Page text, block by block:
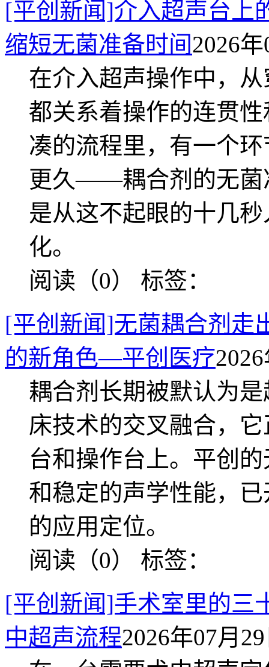
[平创新闻]介入超声台
缩短无菌准备时间2026
在介入超声操作中，
都关系着操作的连贯
凑的流程里，有一个
更久——耦合剂的无菌
是从这不起眼的十几
化。
阅读（0） 标签：
[平创新闻]无菌耦合剂
的新角色—平创医疗
耦合剂长期被默认为
床技术的交叉融合，
台和操作台上。平创
和稳定的声学性能，
的应用定位。
阅读（0） 标签：
[平创新闻]手术室里的
中超声流程2026年07月